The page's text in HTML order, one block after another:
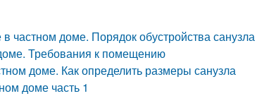
частном доме. Порядок обустройства
Требования к помещению
доме. Как определить размеры санузла
доме часть 1